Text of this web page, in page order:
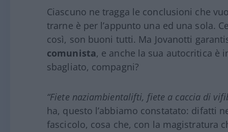
Ciascuno ne tragga le conclusioni che
trarne è per l’appunto una ed una sola.
così, son buoni tutti. Ma Jovanotti
comunista, e anche la sua autocritica è
sbagliato, compagni?
“Fiete naziambientalifti, fiete a caccia di
ha, questo l’abbiamo constatato: difatti
fascicolo, cosa che, con la magistratura